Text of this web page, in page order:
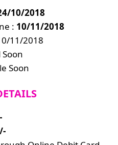
10/2018
: 10/11/2018
11/2018
Soon